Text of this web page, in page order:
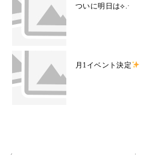
ついに明日は⟡.·
月1イベント決定